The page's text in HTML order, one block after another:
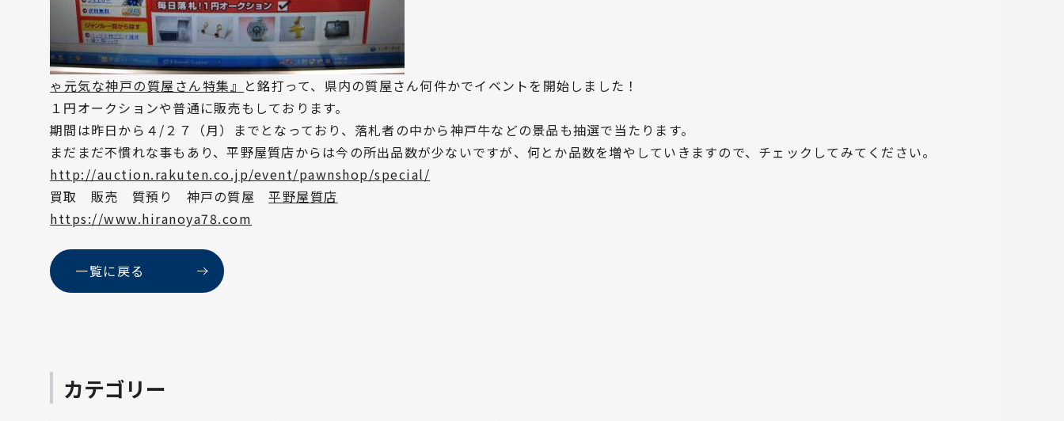
ゃ元気な神戸の質屋さん特集』 と銘打って、県内の質屋さん何件かでイベントを開始しました！
１円オークションや普通に販売もしております。
期間は昨日から４/２７（月）までとなっており、落札者の中から神戸牛などの景品も抽選で当たります。
まだまだ不慣れな事もあり、平野屋質店からは今の所出品数が少ないですが、何とか品数を増やしていきますので、チェックしてみてください。
http://auction.rakuten.co.jp/event/pawnshop/special/
買取 販売 質預り 神戸の質屋平野屋質店
https://www.hiranoya78.com
一覧に戻る
カテゴリー